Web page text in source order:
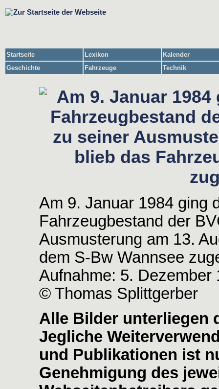
Startseite Lexikon
Kalender
Geschichte
Fahrzeuge Technik
Am 9. Januar 1984 ging
Fahrzeugbestand der
Ausmusterung am 13.
dem S-Bw Wannsee
Aufnahme: 5. Dezember
© Thomas Splittgerber
Alle Bilder unterliegen
Jegliche
und Publikationen ist
Genehmigung des